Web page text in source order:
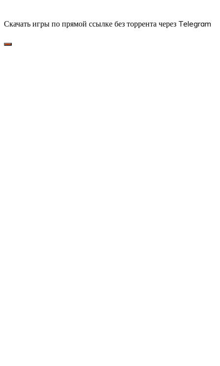
Скачать игры по прямой ссылке без торрента через Telegram